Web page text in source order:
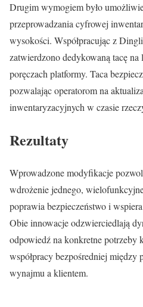
Drugim wymogiem było
przeprowadzania cyfrowej
wysokości. Współpracując z
zatwierdzono dedykowaną tacę na
poręczach platformy. Taca
pozwalając operatorom na
inwentaryzacyjnych w czasie
Rezultaty
Wprowadzone modyfikacje
wdrożenie jednego,
poprawia bezpieczeństwo i
Obie innowacje odzwierciedlają
odpowiedź na konkretne potrzeby
współpracy bezpośredniej między
wynajmu a klientem.